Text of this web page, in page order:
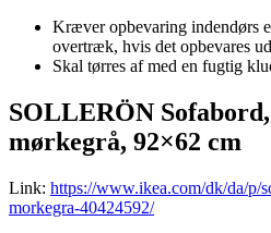
Kræver opbevaring indendørs
overtræk, hvis det opbevares
Skal tørres af med en fugtig
SOLLERÖN
mørkegrå, 92×62 cm
Link: https://www.ikea.com/dk/da/p/
morkegra-40424592/